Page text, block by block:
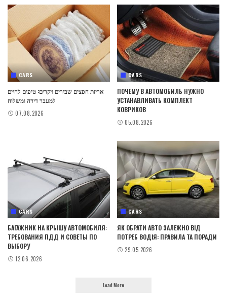
CARS
אריזת חפצים שבירים ויקרים: טיפים לחיים
למעבר דירה ומשלוח
07.08.2026
CARS
ПОЧЕМУ В АВТОМОБИЛЬ НУЖНО
УСТАНАВЛИВАТЬ КОМПЛЕКТ
КОВРИКОВ
05.08.2026
CARS
БАГАЖНИК НА КРЫШУ АВТОМОБИЛЯ:
ТРЕБОВАНИЯ ПДД И СОВЕТЫ ПО
ВЫБОРУ
12.06.2026
CARS
ЯК ОБРАТИ АВТО ЗАЛЕЖНО ВІД
ПОТРЕБ ВОДІЯ: ПРАВИЛА ТА ПОРАДИ
29.05.2026
Load More